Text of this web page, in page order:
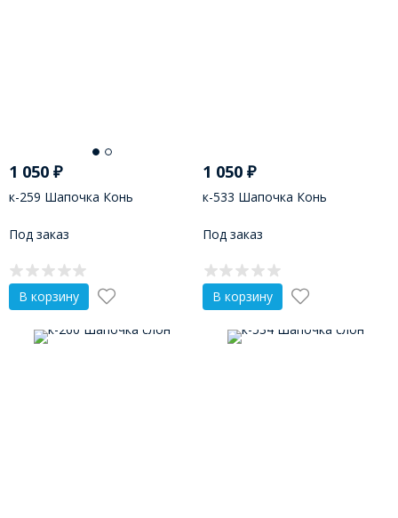
1 050 ₽
к-259 Шапочка Конь
Под заказ
В корзину
1 050₽
к-533 Шапочка Конь
Под заказ
В корзину